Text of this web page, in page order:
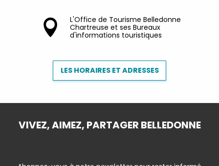
L'Office de Tourisme Belledonne
Chartreuse et ses Bureaux
d'informations touristiques
LES HORAIRES ET ADRESSES
VIVEZ, AIMEZ, PARTAGER BELLEDONNE